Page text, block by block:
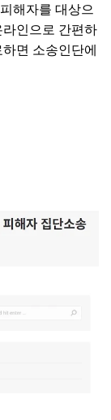
해자를 대상으
인으로 간편하
면 소송인단에